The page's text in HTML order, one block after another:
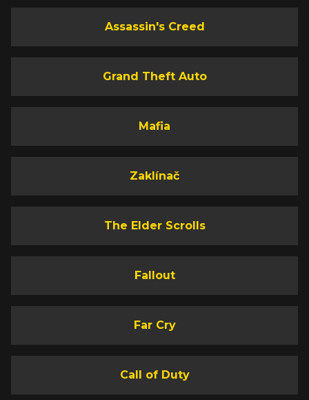
Assassin's Creed
Grand Theft Auto
Mafia
Zaklínač
The Elder Scrolls
Fallout
Far Cry
Call of Duty